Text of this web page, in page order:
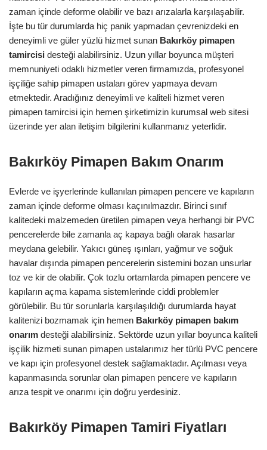
zaman içinde deforme olabilir ve bazı arızalarla karşılaşabilir.
İşte bu tür durumlarda hiç panik yapmadan çevrenizdeki en
deneyimli ve güler yüzlü hizmet sunan Bakırköy pimapen
tamircisi desteği alabilirsiniz. Uzun yıllar boyunca müşteri
memnuniyeti odaklı hizmetler veren firmamızda, profesyonel
işçiliğe sahip pimapen ustaları görev yapmaya devam
etmektedir. Aradığınız deneyimli ve kaliteli hizmet veren
pimapen tamircisi için hemen şirketimizin kurumsal web sitesi
üzerinde yer alan iletişim bilgilerini kullanmanız yeterlidir.
Bakırköy Pimapen Bakım Onarım
Evlerde ve işyerlerinde kullanılan pimapen pencere ve kapıların
zaman içinde deforme olması kaçınılmazdır. Birinci sınıf
kalitedeki malzemeden üretilen pimapen veya herhangi bir PVC
pencerelerde bile zamanla aç kapaya bağlı olarak hasarlar
meydana gelebilir. Yakıcı güneş ışınları, yağmur ve soğuk
havalar dışında pimapen pencerelerin sistemini bozan unsurlar
toz ve kir de olabilir. Çok tozlu ortamlarda pimapen pencere ve
kapıların açma kapama sistemlerinde ciddi problemler
görülebilir. Bu tür sorunlarla karşılaşıldığı durumlarda hayat
kalitenizi bozmamak için hemen Bakırköy pimapen bakım
onarım desteği alabilirsiniz. Sektörde uzun yıllar boyunca kaliteli
işçilik hizmeti sunan pimapen ustalarımız her türlü PVC pencere
ve kapı için profesyonel destek sağlamaktadır. Açılması veya
kapanmasında sorunlar olan pimapen pencere ve kapıların
arıza tespit ve onarımı için doğru yerdesiniz.
Bakırköy Pimapen Tamiri Fiyatları